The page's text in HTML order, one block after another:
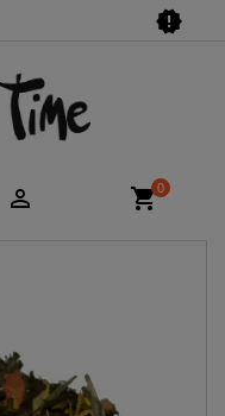
new_releases
 shopping_cart0